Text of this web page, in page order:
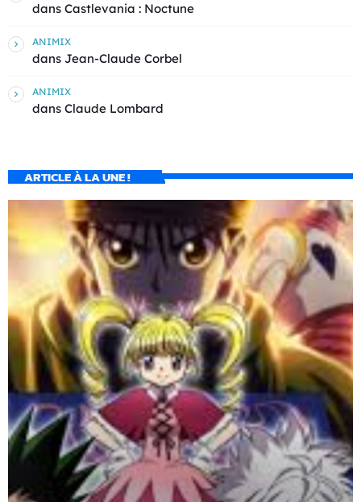
dans Castlevania : Noctune
ANIMIX
dans Jean-Claude Corbel
ANIMIX
dans Claude Lombard
ARTICLE À LA UNE !